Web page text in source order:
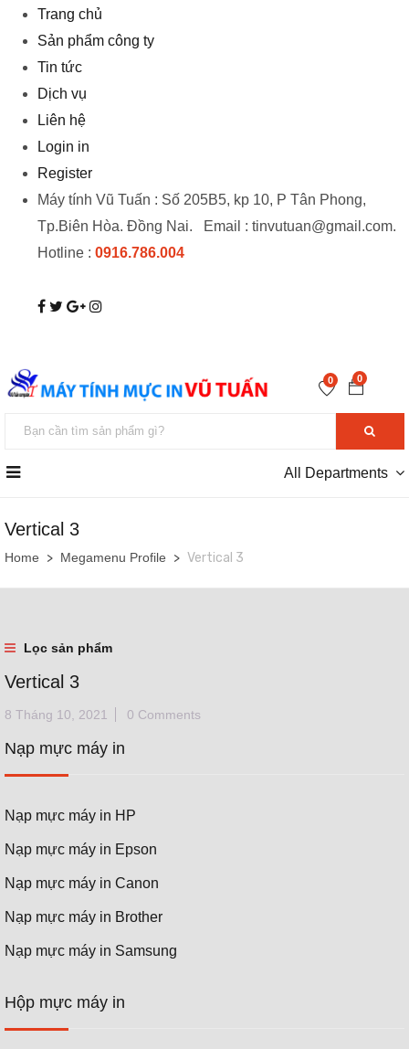
Trang chủ
Sản phẩm công ty
Tin tức
Dịch vụ
Liên hệ
Login in
Register
Máy tính Vũ Tuấn : Số 205B5, kp 10, P Tân Phong,
Tp.Biên Hòa. Đồng Nai. Email : tinvutuan@gmail.com.
Hotline : 0916.786.004
0
0
All Departments
Vertical 3
Home Megamenu Profile Vertical 3
Lọc sản phẩm
Vertical 3
8 Tháng 10, 2021 0 Comments
Nạp mực máy in
Nạp mực máy in HP
Nạp mực máy in Epson
Nạp mực máy in Canon
Nạp mực máy in Brother
Nạp mực máy in Samsung
Hộp mực máy in